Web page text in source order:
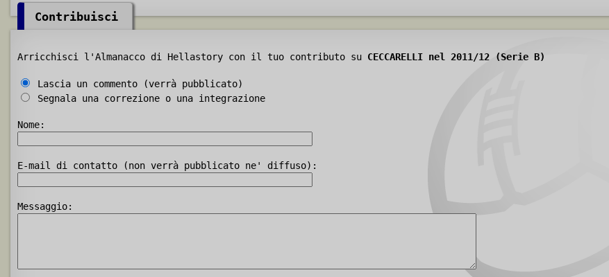
Contribuisci
Arricchisci l'Almanacco di Hellastory con il tuo contributo su CECCARELLI nel 2011/12 (Serie B)
Lascia un commento (verrà pubblicato)
Segnala una correzione o una integrazione
Nome:
E-mail di contatto (non verrà pubblicato ne' diffuso):
Messaggio: